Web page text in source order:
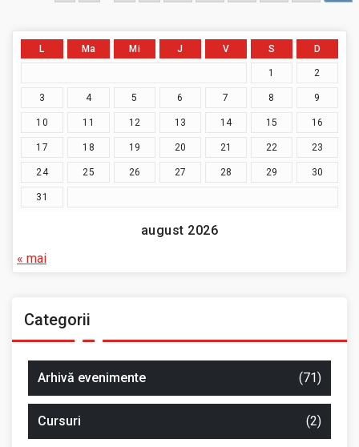
august 2026
L Ma Mi J V S D
1 2
3 4 5 6 7 8 9
10 11 12 13 14 15 16
17 18 19 20 21 22 23
24 25 26 27 28 29 30
31
« mai
Categorii
Arhivă evenimente (71)
Cursuri (2)